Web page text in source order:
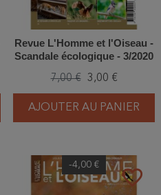
Revue L'Homme et l'Oiseau -
Scandale écologique - 3/2020
7,00 € 3,00 €
AJOUTER AU PANIER
favorite_border
-4,00 €